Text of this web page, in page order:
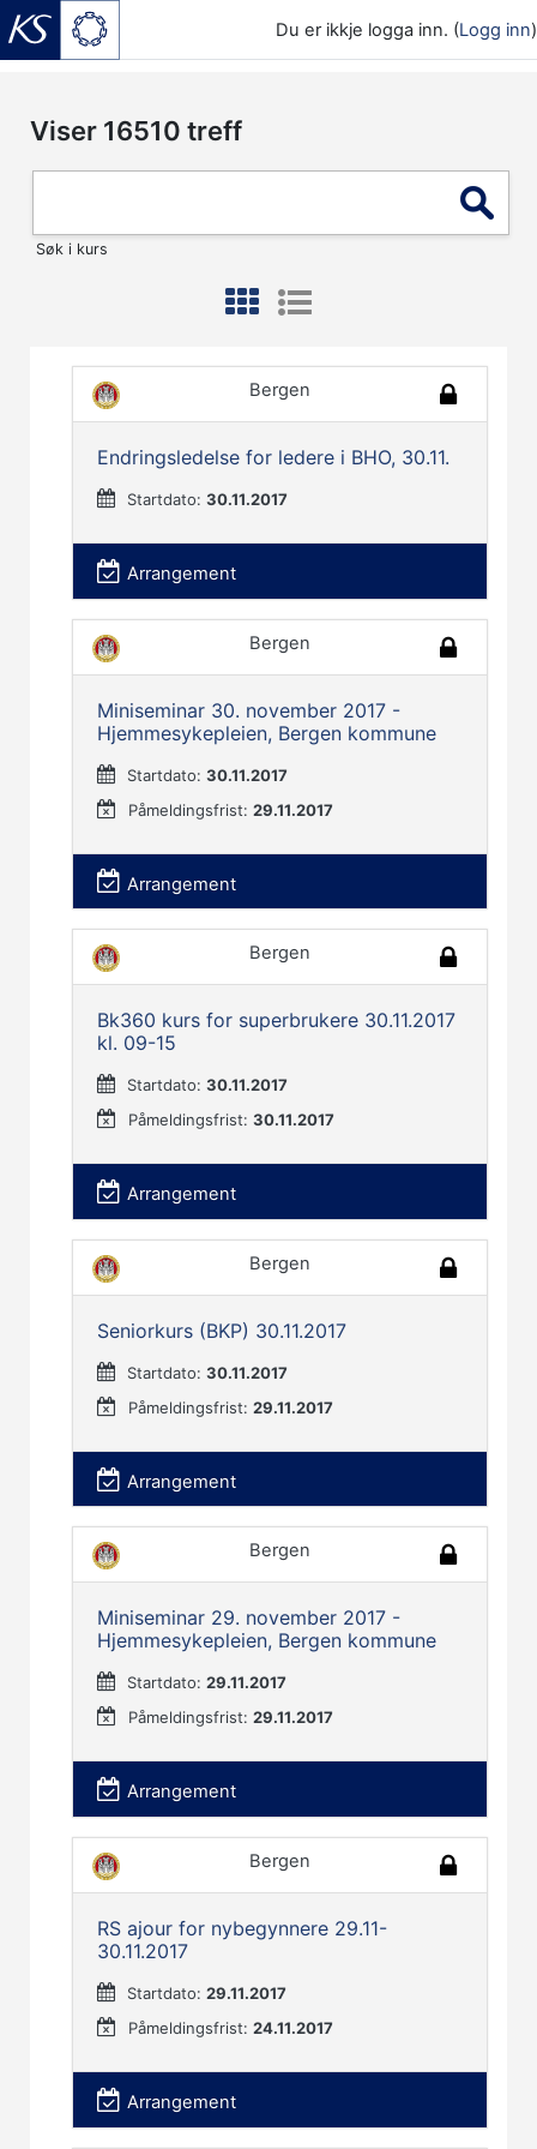
Du er ikkje logga inn. (Logg inn)
Viser 16510 treff
Søk i kurs
Bergen
Endringsledelse for ledere i BHO, 30.11.
Startdato:30.11.2017
Arrangement
Bergen
Miniseminar 30. november 2017 -
Hjemmesykepleien, Bergen kommune
Startdato:30.11.2017
Påmeldingsfrist:29.11.2017
Arrangement
Bergen
Bk360 kurs for superbrukere 30.11.2017
kl. 09-15
Startdato:30.11.2017
Påmeldingsfrist:30.11.2017
Arrangement
Bergen
Seniorkurs (BKP) 30.11.2017
Startdato:30.11.2017
Påmeldingsfrist:29.11.2017
Arrangement
Bergen
Miniseminar 29. november 2017 -
Hjemmesykepleien, Bergen kommune
Startdato:29.11.2017
Påmeldingsfrist:29.11.2017
Arrangement
Bergen
RS ajour for nybegynnere 29.11-
30.11.2017
Startdato:29.11.2017
Påmeldingsfrist:24.11.2017
Arrangement